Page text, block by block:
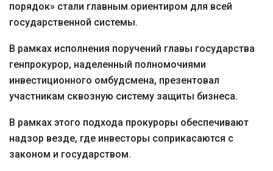
порядок» стали главным ориентиром для всей
государственной системы.
В рамках исполнения поручений главы государства
генпрокурор, наделенный полномочиями
инвестиционного омбудсмена, презентовал
участникам сквозную систему защиты бизнеса.
В рамках этого подхода прокуроры обеспечивают
надзор везде, где инвесторы соприкасаются с
законом и государством.